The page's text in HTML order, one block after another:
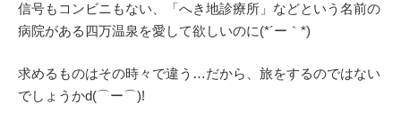
信号もコンビニもない、「へき地診療所」などという名前の
病院がある四万温泉を愛して欲しいのに(*´ー｀*)
求めるものはその時々で違う…だから、旅をするのではない
でしょうかd(⌒ー⌒)!